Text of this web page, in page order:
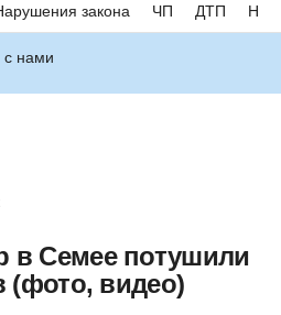
закона ЧП ДТП
с нами
в Семее потушили
(фото, видео)